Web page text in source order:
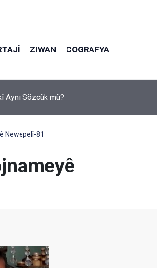
ZIWAN COGRAFYA
Nimûneyeka Piçûk
Newepelî-81